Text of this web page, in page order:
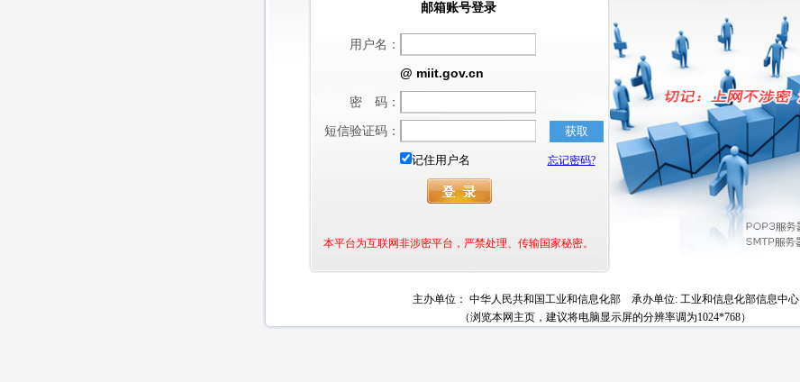
邮箱账号登录
用户名：
@ miit.gov.cn
密 码：
短信验证码：
记住用户名 忘记密码?
本平台为互联网非涉密平台，严禁处理、传输国家秘密。
主办单位： 中华人民共和国工业和信息化部 承办单位: 工业和信息化部信息中心
（浏览本网主页，建议将电脑显示屏的分辨率调为1024*768）